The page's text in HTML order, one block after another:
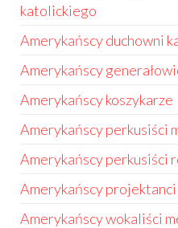
katolickiego
Amerykańscy duchowni
Amerykańscy
Amerykańscy koszykarze
Amerykańscy perkusiści
Amerykańscy perkusiści
Amerykańscy
Amerykańscy wokaliści